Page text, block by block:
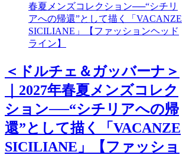
春夏メンズコレクション──“シチリ
アへの帰還”として描く「VACANZE
SICILIANE」【ファッションヘッド
ライン】
＜ドルチェ＆ガッバーナ＞
｜2027年春夏メンズコレク
ション──“シチリアへの帰
還”として描く「VACANZE
SICILIANE」【ファッショ